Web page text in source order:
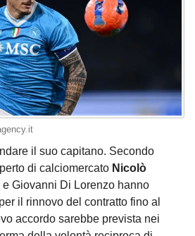
il suo capitano. Secondo
di calciomercato Nicolò
e Giovanni Di Lorenzo hanno
il rinnovo del contratto fino al
accordo sarebbe prevista nei